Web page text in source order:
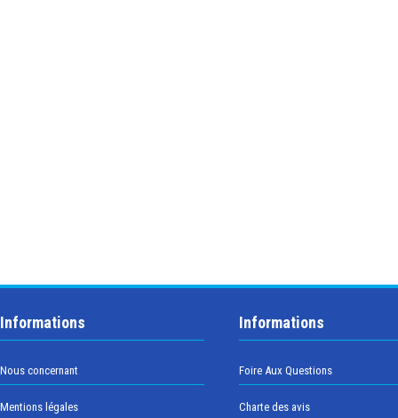
Informations
Nous concernant
Mentions légales
Informations
Foire Aux Questions
Charte des avis